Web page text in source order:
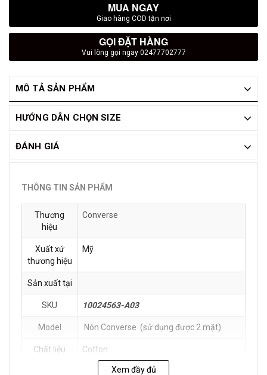
MUA NGAY
Giao hàng COD tận nơi
GỌI ĐẶT HÀNG
Vui lòng gọi ngay 02477702777
MÔ TẢ SẢN PHẨM
HƯỚNG DẪN CHỌN SIZE
ĐÁNH GIÁ
THÔNG TIN SẢN PHẨM
Thương
hiệu
Converse
Xuất xứ
thương hiệu
Mỹ
Sản xuất tại
SKU 10024563-A03
Model Nón Converse (sử dụng được 2 mặt)
Chất liệu Cotton
Xem đầy đủ